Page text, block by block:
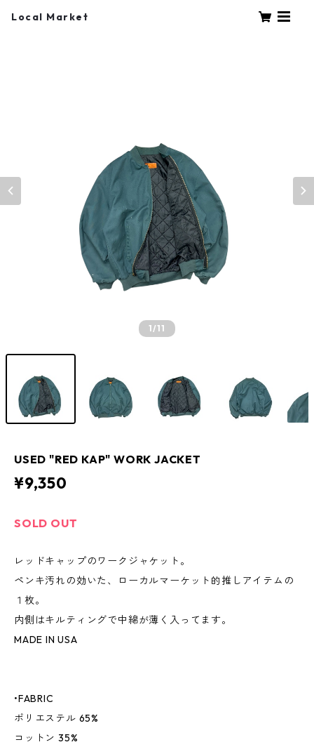
Local Market
1/11
USED "RED KAP" WORK JACKET
¥9,350
SOLD OUT
レッドキャップのワークジャケット。
ペンキ汚れの効いた、ローカルマーケット的推しアイテムの
１枚。
内側はキルティングで中綿が薄く入ってます。
MADE IN USA
•FABRIC
ポリエステル 65%
コットン 35%